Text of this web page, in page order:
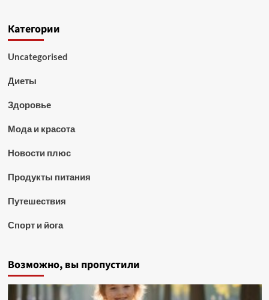
Категории
Uncategorised
Диеты
Здоровье
Мода и красота
Новости плюс
Продукты питания
Путешествия
Спорт и йога
Возможно, вы пропустили